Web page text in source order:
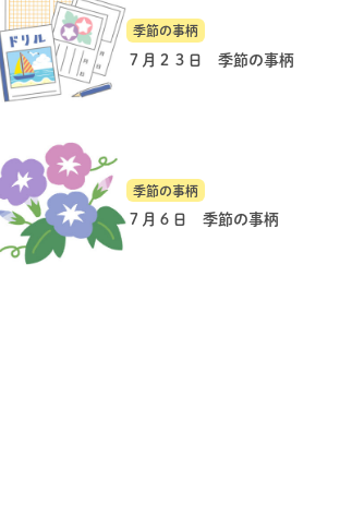
季節の事柄
７月２３日 季節の事柄
季節の事柄
７月６日 季節の事柄